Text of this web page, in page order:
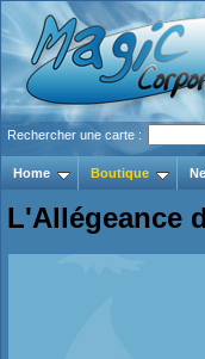
Rechercher une carte :
Home Boutique
L'Allégeance